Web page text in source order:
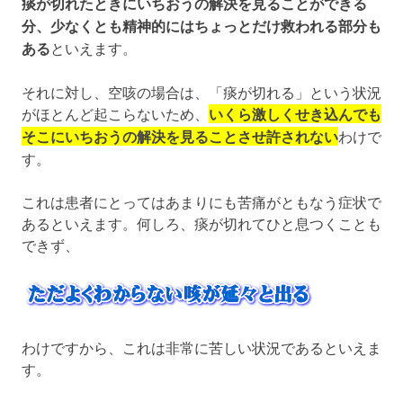
分、少なくとも精神的にはちょっとだけ救われる部分も
ある といえます。
それに対し、空咳の場合は、「痰が切れる」という状況
がほとんど起こらないため、 いくら激しくせき込んでも
そこにいちおうの解決を見ることさせ許されないわけで
す。
これは患者にとってはあまりにも苦痛がともなう症状で
あるといえます。何しろ、痰が切れてひと息つくことも
できず、
わけですから、これは非常に苦しい状況であるといえま
す。